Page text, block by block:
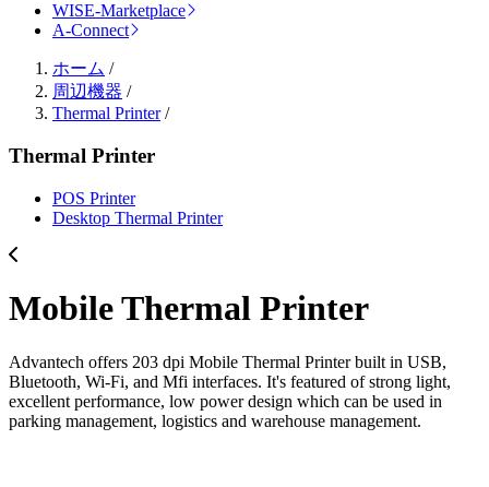
WISE-Marketplace
A-Connect
ホーム /
周辺機器 /
Thermal Printer/
Thermal Printer
POS Printer
Desktop Thermal Printer
Mobile Thermal Printer
Advantech offers 203 dpi Mobile Thermal Printer built in USB,
Bluetooth, Wi-Fi, and Mfi interfaces. It's featured of strong light,
excellent performance, low power design which can be used in
parking management, logistics and warehouse management.